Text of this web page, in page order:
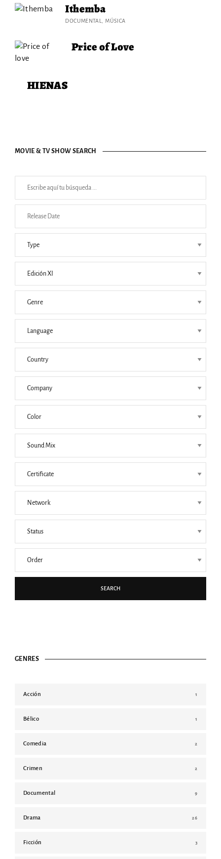
Ithemba
DOCUMENTAL MÚSICA
Price of Love
HIENAS
MOVIE & TV SHOW SEARCH
SEARCH
GENRES
Acción 1
Bélico 1
Comedia 2
Crimen 2
Documental 9
Drama 26
Ficción 3